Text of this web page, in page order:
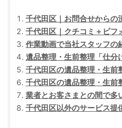
千代田区｜お問合せからの
千代田区｜クチコミ＋ビフ
作業動画で当社スタッフの
遺品整理・生前整理「仕分
千代田区の遺品整理・生前
千代田区の遺品整理・生前
業者とお客さまとの間で多
千代田区以外のサービス提